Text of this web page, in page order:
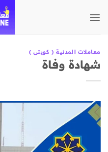
للمحتوى
معاملات المدنية ( كويتى )
شهادة وفاة